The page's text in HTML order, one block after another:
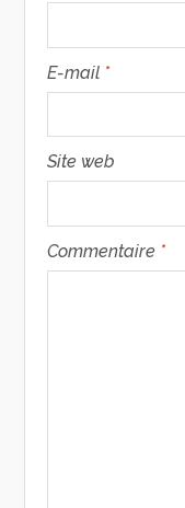
E-mail *
Site web
Commentaire *